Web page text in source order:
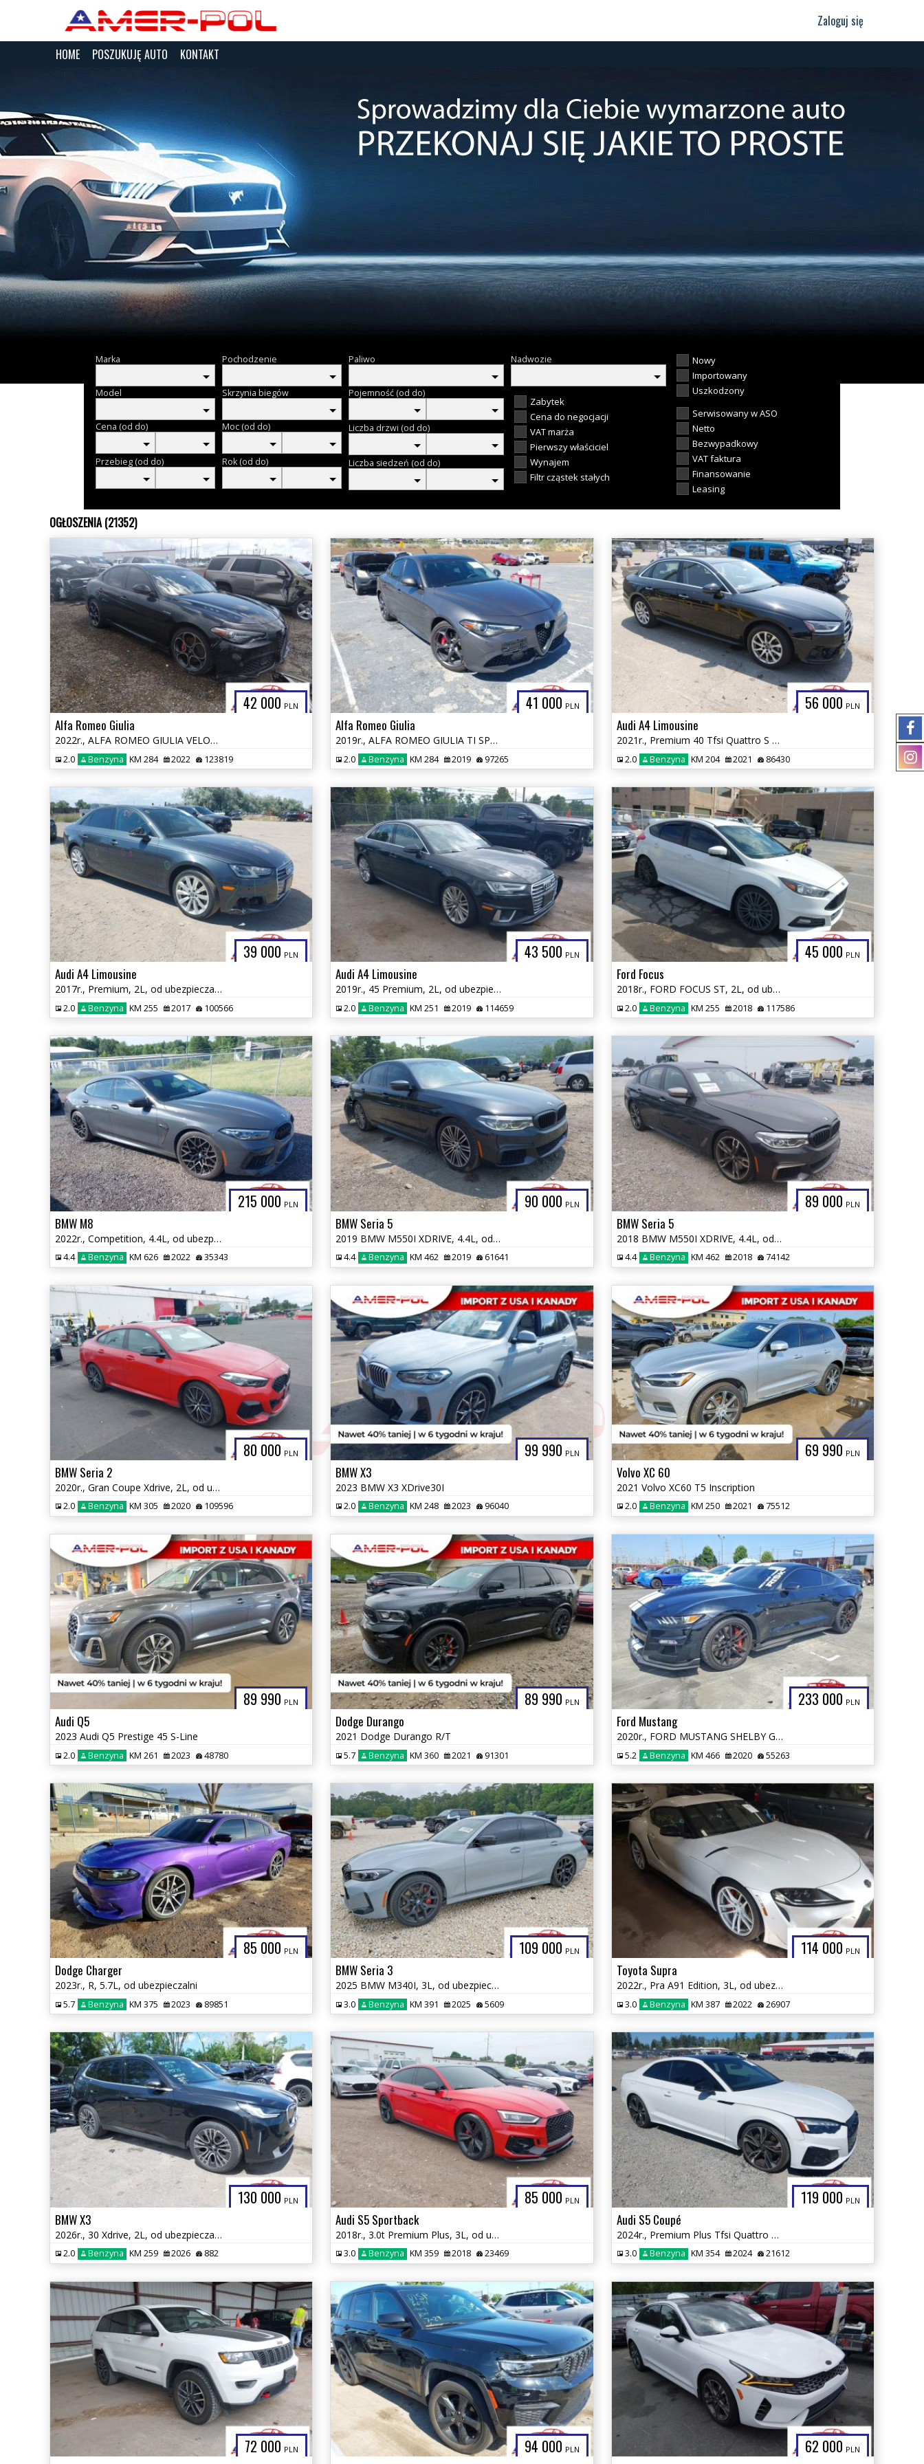
Zaloguj się
HOME POSZUKUJĘ AUTO KONTAKT
Marka
Model
Cena (od do)
Przebieg (od do)
Pochodzenie
Skrzynia biegów
Moc (od do)
Rok (od do)
Paliwo
Pojemność (od do)
Liczba drzwi (od do)
Liczba siedzeń (od do)
Nadwozie
Zabytek
Cena do negocjacji
VAT marża
Pierwszy właściciel
Wynajem
Filtr cząstek stałych
Nowy
Importowany
Uszkodzony
Serwisowany w ASO
Netto
Bezwypadkowy
VAT faktura
Finansowanie
Leasing
OGŁOSZENIA (21352)
42 000 PLN
Alfa Romeo Giulia
2022r., ALFA ROMEO GIULIA VELOCE TI RWD, 2L, od ubezpieczalni
2.0 Benzyna KM 284 2022 123819
41 000 PLN
Alfa Romeo Giulia
2019r., ALFA ROMEO GIULIA TI SPORT AWD, 2L, od ubezpieczalni
2.0 Benzyna KM 284 2019 97265
56 000 PLN
Audi A4 Limousine
2021r., Premium 40 Tfsi Quattro S Tronic, 2L, od ubezpieczalni
2.0 Benzyna KM 204 2021 86430
39 000 PLN
Audi A4 Limousine
2017r., Premium, 2L, od ubezpieczalni
2.0 Benzyna KM 255 2017 100566
43 500 PLN
Audi A4 Limousine
2019r., 45 Premium, 2L, od ubezpieczalni
2.0 Benzyna KM 251 2019 114659
45 000 PLN
Ford Focus
2018r., FORD FOCUS ST, 2L, od ubezpieczalni
2.0 Benzyna KM 255 2018 117586
215 000 PLN
BMW M8
2022r., Competition, 4.4L, od ubezpieczalni
4.4 Benzyna KM 626 2022 35343
90 000 PLN
BMW Seria 5
2019 BMW M550I XDRIVE, 4.4L, od ubezpieczalni
4.4 Benzyna KM 462 2019 61641
89 000 PLN
BMW Seria 5
2018 BMW M550I XDRIVE, 4.4L, od ubezpieczalni
4.4 Benzyna KM 462 2018 74142
80 000 PLN
BMW Seria 2
2020r., Gran Coupe Xdrive, 2L, od ubezpieczalni
2.0 Benzyna KM 305 2020 109596
99 990 PLN
BMW X3
2023 BMW X3 XDrive30I
2.0 Benzyna KM 248 2023 96040
69 990 PLN
Volvo XC 60
2021 Volvo XC60 T5 Inscription
2.0 Benzyna KM 250 2021 75512
89 990 PLN
Audi Q5
2023 Audi Q5 Prestige 45 S-Line
2.0 Benzyna KM 261 2023 48780
89 990 PLN
Dodge Durango
2021 Dodge Durango R/T
5.7 Benzyna KM 360 2021 91301
233 000 PLN
Ford Mustang
2020r., FORD MUSTANG SHELBY GT500, 5.2L, od ubezpieczalni
5.2 Benzyna KM 466 2020 55263
85 000 PLN
Dodge Charger
2023r., R, 5.7L, od ubezpieczalni
5.7 Benzyna KM 375 2023 89851
109 000 PLN
BMW Seria 3
2025 BMW M340I, 3L, od ubezpieczalni
3.0 Benzyna KM 391 2025 5609
114 000 PLN
Toyota Supra
2022r., Pra A91 Edition, 3L, od ubezpieczalni
3.0 Benzyna KM 387 2022 26907
130 000 PLN
BMW X3
2026r., 30 Xdrive, 2L, od ubezpieczalni
2.0 Benzyna KM 259 2026 882
85 000 PLN
Audi S5 Sportback
2018r., 3.0t Premium Plus, 3L, od ubezpieczalni
3.0 Benzyna KM 359 2018 23469
119 000 PLN
Audi S5 Coupé
2024r., Premium Plus Tfsi Quattro Tiptronic, 3L, od ubezpieczalni
3.0 Benzyna KM 354 2024 21612
72 000 PLN 94 000 PLN 62 000 PLN